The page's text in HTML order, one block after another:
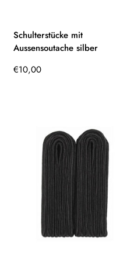
Schulterstücke mit
Aussensoutache silber
Regulärer
€10,00